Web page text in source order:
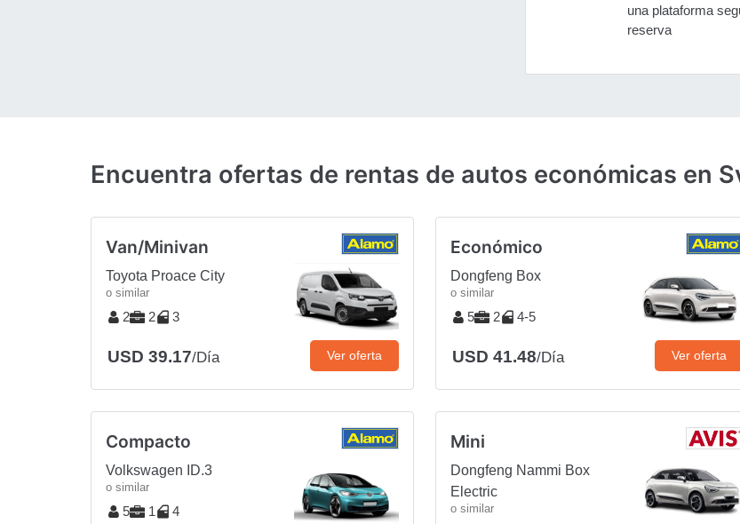
una plataforma
reserva
Encuentra ofertas de rentas de autos económicas en
Van/Minivan
Toyota Proace City
o similar
2 2 3
USD 39.17/Día Ver oferta
Económico
Dongfeng Box
o similar
5 2 4-5
USD 41.48/Día Ver oferta
Compacto
Volkswagen ID.3
o similar
5 1 4
Mini
Dongfeng Nammi Box
Electric
o similar